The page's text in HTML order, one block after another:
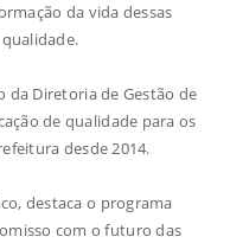
da vida dessas
da Diretoria de Gestão de
de qualidade para os
desde 2014.
destaca o programa
com o futuro das